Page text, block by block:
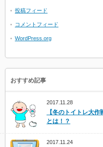
投稿フィード
コメントフィード
WordPress.org
おすすめ記事
2017.11.28
【冬のトイトレ大
とは！？
2017.11.24